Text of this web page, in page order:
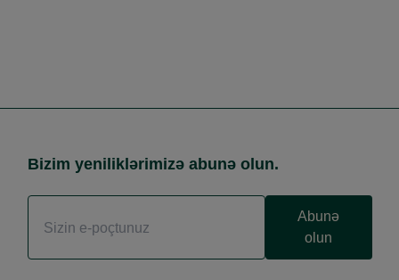
Bizim yeniliklərimizə abunə olun.
Abunə
olun